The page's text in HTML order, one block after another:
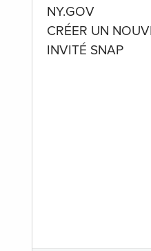
NY.GOV
CRÉER UN
INVITÉ SNAP